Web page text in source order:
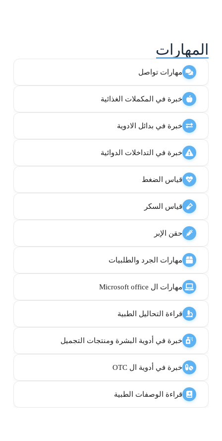
المهارات
مهارات تواصل
خبرة في المكملات الغذائية
خبرة في بدائل الادوية
خبرة في التداخلات الدوائية
قياس الضغط
قياس السكر
حقن الإبر
مهارات الجرد والطلبيات
مهارات ال Microsoft office
قراءة التحاليل الطبية
خبرة في أدوية البشرة ومنتجات التجميل
خبرة في أدوية ال OTC
قراءة الوصفات الطبية